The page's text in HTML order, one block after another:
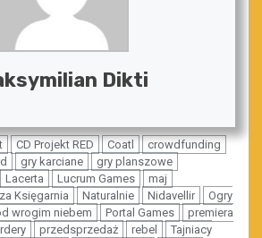
Dikti
CD Projekt RED Coatl
crowdfunding
gry karciane
gry planszowe
Lacerta Lucrum Games
maj
Księgarnia Naturalnie Nidavellir
Ogry
wrogim niebem Portal Games
premiera
przedsprzedaż rebel
Tajniacy